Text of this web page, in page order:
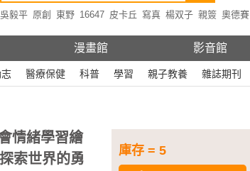
吳毅平 原創 東野 16647 皮卡丘 寫真 楊双子 親簽 奧德賽
漫畫館 影音館
醫療保健 科普 學習 親子教養 雜誌期刊
庫存 = 5
情緒學習繪
索世界的勇